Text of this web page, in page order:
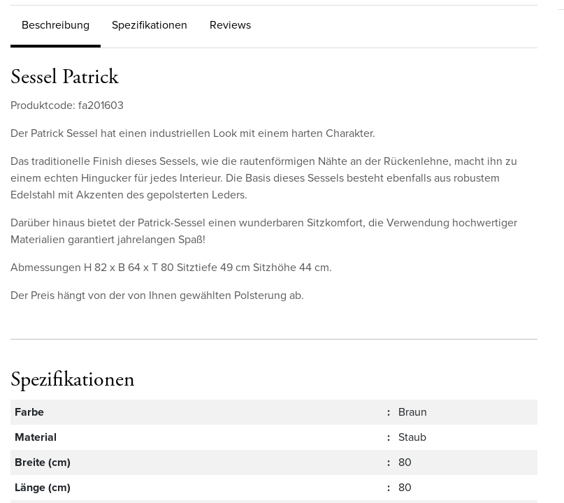
Beschreibung Spezifikationen Reviews
Sessel Patrick
Produktcode: fa201603
Der Patrick Sessel hat einen industriellen Look mit einem harten Charakter.
Das traditionelle Finish dieses Sessels, wie die rautenförmigen Nähte an der Rückenlehne, macht ihn zu
einem echten Hingucker für jedes Interieur. Die Basis dieses Sessels besteht ebenfalls aus robustem
Edelstahl mit Akzenten des gepolsterten Leders.
Darüber hinaus bietet der Patrick-Sessel einen wunderbaren Sitzkomfort, die Verwendung hochwertiger
Materialien garantiert jahrelangen Spaß!
Abmessungen H 82 x B 64 x T 80 Sitztiefe 49 cm Sitzhöhe 44 cm.
Der Preis hängt von der von Ihnen gewählten Polsterung ab.
Spezifikationen
Farbe : Braun
Material
: Staub
Breite (cm)
: 80
Länge (cm)
: 80